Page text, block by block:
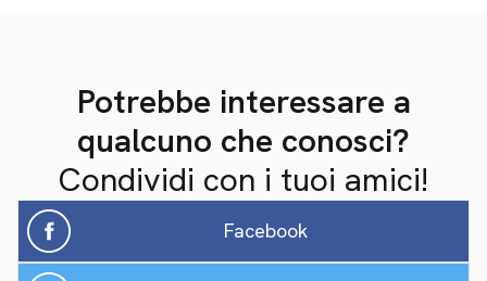
Potrebbe interessare a
qualcuno che conosci?
Condividi con i tuoi amici!
Facebook